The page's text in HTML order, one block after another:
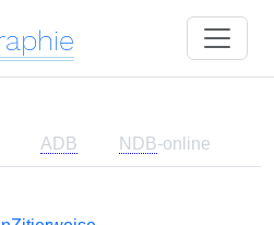
ADB NDB-online